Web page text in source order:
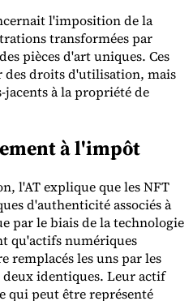
GSTCalculateur de taxe de
Suivi des obligations de
l'imposition de la
transformées par
pièces d'art uniques. Ces
des droits d'utilisation, mais
jacents à la propriété de
à l'impôt
l'AT explique que les NFT
d'authenticité associés à
par le biais de la technologie
qu'actifs numériques
remplacés les uns par les
deux identiques. Leur actif
qui peut être représenté